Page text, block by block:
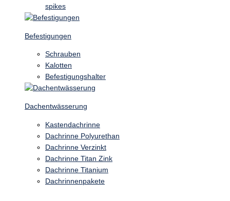
spikes
Befestigungen
Schrauben
Kalotten
Befestigungshalter
Dachentwässerung
Kastendachrinne
Dachrinne Polyurethan
Dachrinne Verzinkt
Dachrinne Titan Zink
Dachrinne Titanium
Dachrinnenpakete